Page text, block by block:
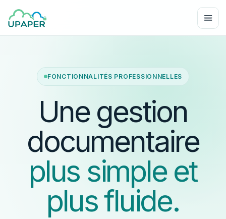
FONCTIONNALITÉS PROFESSIONNELLES
Une gestion
documentaire
plus simple et
plus fluide.